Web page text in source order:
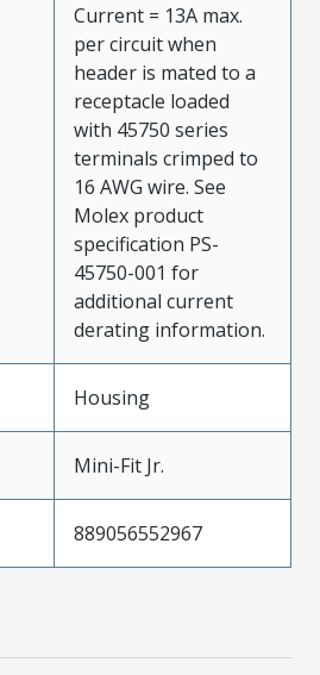
Current = 13A max.
per circuit when
header is mated to a
receptacle loaded
with 45750 series
terminals crimped to
16 AWG wire. See
Molex product
specification PS-
45750-001 for
additional current
derating information.
Housing
Mini-Fit Jr.
889056552967